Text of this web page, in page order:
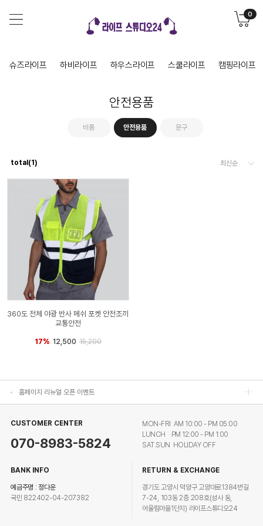
0
슈즈라이프 하비라이프 하우스라이프 스쿨라이프 캠핑라이프
안전용품
비품 안전용품 문구
total(1)
360도 전체 야광 반사 메쉬 포켓 안전조끼
교통안전
17% 12,500 15,200
홈페이지 리뉴얼 오픈 이벤트
홈페이지 리뉴얼 오픈 이벤트
CUSTOMER CENTER
070-8983-5824
MON-FRI AM 10:00 - PM 05:00
LUNCH PM 12:00 - PM 1:00
SAT.SUN HOLIDAY OFF
BANK INFO
예금주명 : 정다운
국민 822402-04-207382
RETURN & EXCHANGE
경기도 고양시 덕양구 고양대로1384번길
7-24, 103동 2층 208호(성사 동,
어울림마을1단지) 라이프스튜디오24